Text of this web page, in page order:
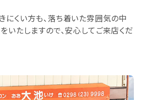
にくい方も、落ち着いた雰囲気の中
いたしますので、安心してご来店くだ